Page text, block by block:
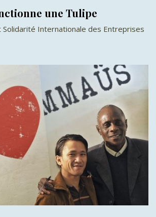
une Tulipe
Solidarité Internationale des Entreprises